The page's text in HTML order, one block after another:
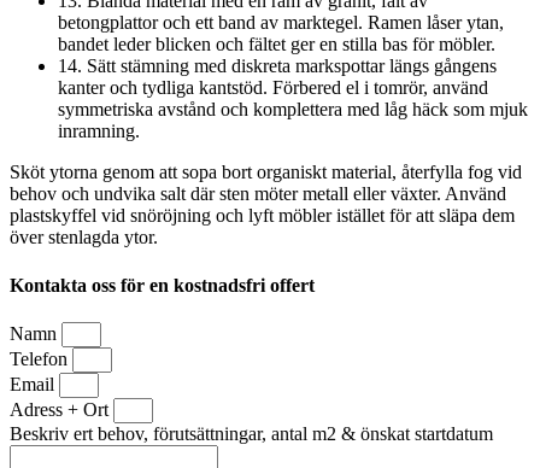
betongplattor och ett band av marktegel. Ramen låser ytan,
bandet leder blicken och fältet ger en stilla bas för möbler.
14. Sätt stämning med diskreta markspottar längs gångens
kanter och tydliga kantstöd. Förbered el i tomrör, använd
symmetriska avstånd och komplettera med låg häck som mjuk
inramning.
Sköt ytorna genom att sopa bort organiskt material, återfylla fog vid
behov och undvika salt där sten möter metall eller växter. Använd
plastskyffel vid snöröjning och lyft möbler istället för att släpa dem
över stenlagda ytor.
Kontakta oss för en kostnadsfri offert
Namn
Telefon
Email
Adress + Ort
Beskriv ert behov, förutsättningar, antal m2 & önskat startdatum